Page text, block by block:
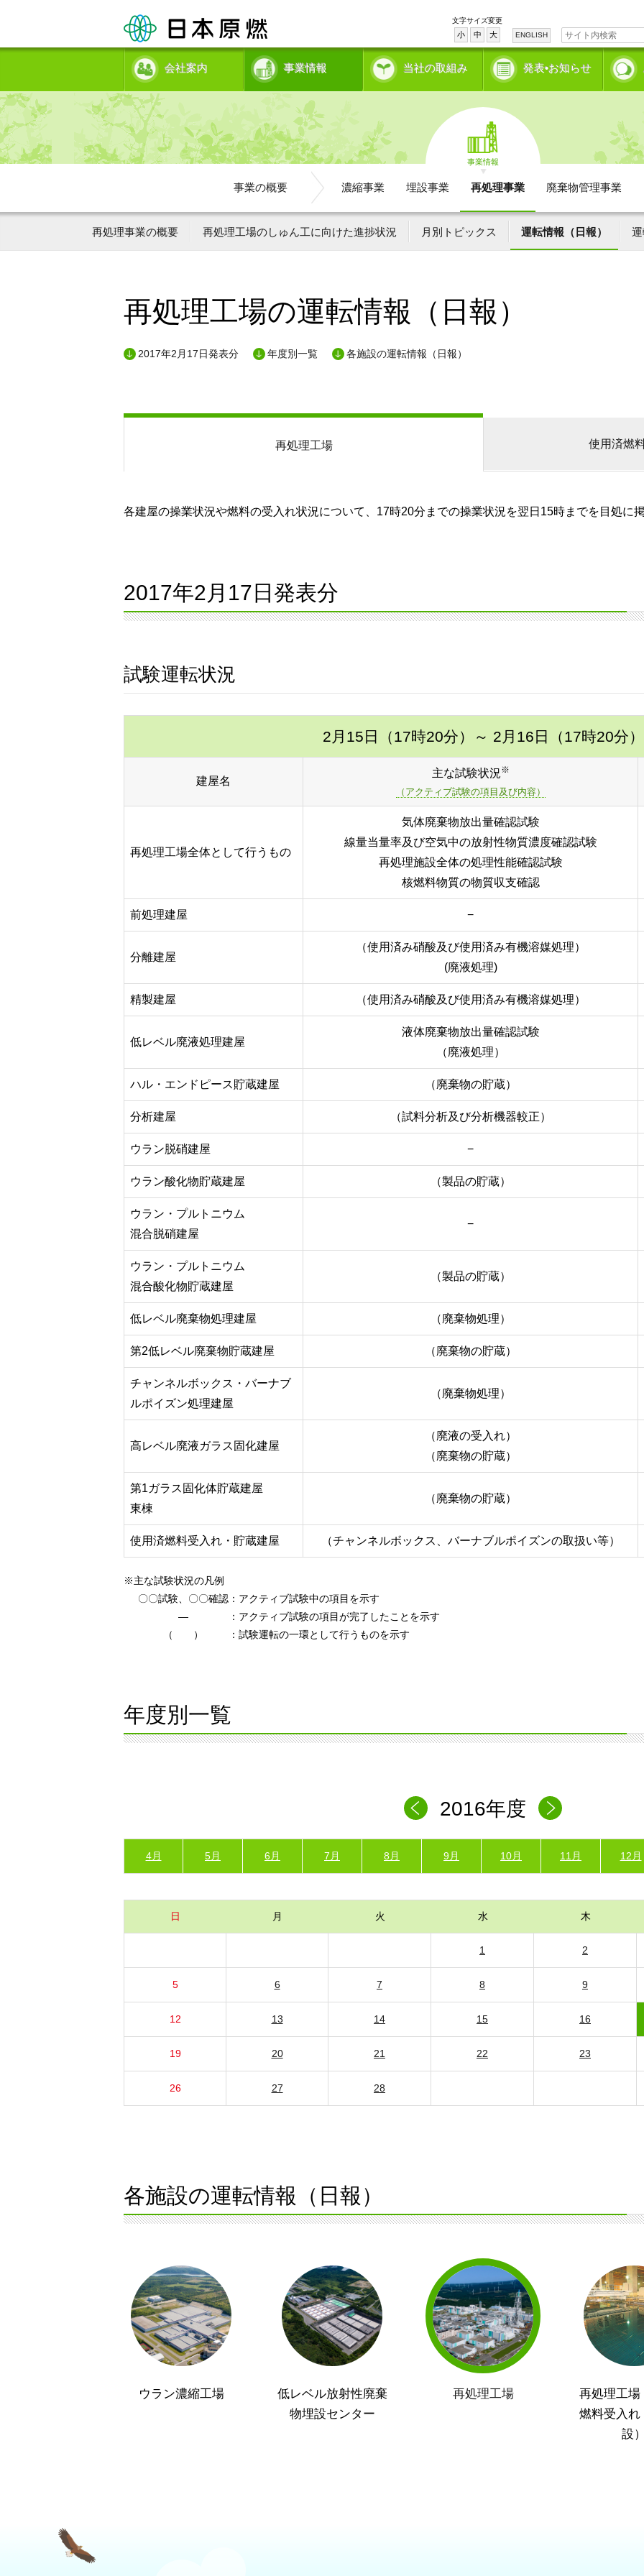
文字サイズ変更
小 中 大 ENGLISH
会社案内 事業情報 当社の取組み 発表•お知らせ
事業情報
事業の概要 濃縮事業 埋設事業 再処理事業 廃棄物管理事業
再処理事業の概要 再処理工場のしゅん工に向けた進捗状況 月別トピックス 運転情報（日報）
再処理工場の運転情報（日報）
2017年2月17日発表分 年度別一覧 各施設の運転情報（日報）
再処理工場 使用済燃
各建屋の操業状況や燃料の受入れ状況について、17時20分までの操業状況を翌日15時までを目処に
2017年2月17日発表分
試験運転状況
2月15日（17時20分） ～ 2月16日（17時20分）
建屋名
主な試験状況※
（アクティブ試験の項目及び内容）
再処理工場全体として行うもの
気体廃棄物放出量確認試験
線量当量率及び空気中の放射性物質濃度確認試験
再処理施設全体の処理性能確認試験
核燃料物質の物質収支確認
前処理建屋 −
分離建屋
（使用済み硝酸及び使用済み有機溶媒処理）
(廃液処理)
精製建屋 （使用済み硝酸及び使用済み有機溶媒処理）
低レベル廃液処理建屋
液体廃棄物放出量確認試験
（廃液処理）
ハル・エンドピース貯蔵建屋 （廃棄物の貯蔵）
分析建屋 （試料分析及び分析機器較正）
ウラン脱硝建屋 −
ウラン酸化物貯蔵建屋 （製品の貯蔵）
ウラン・プルトニウム
混合脱硝建屋
−
ウラン・プルトニウム
混合酸化物貯蔵建屋
（製品の貯蔵）
低レベル廃棄物処理建屋 （廃棄物処理）
第2低レベル廃棄物貯蔵建屋 （廃棄物の貯蔵）
チャンネルボックス・バーナブ
ルポイズン処理建屋
（廃棄物処理）
高レベル廃液ガラス固化建屋
（廃液の受入れ）
（廃棄物の貯蔵）
第1ガラス固化体貯蔵建屋
東棟
（廃棄物の貯蔵）
使用済燃料受入れ・貯蔵建屋 （チャンネルボックス、バーナブルポイズンの取扱い等）
※主な試験状況の凡例
〇〇試験、〇〇確認 ：アクティブ試験中の項目を示す
―
：アクティブ試験の項目が完了したことを示す
（ ）
：試験運転の一環として行うものを示す
年度別一覧
2016年度
4月 5月 6月 7月 8月 9月 10月 11月 12月
日 月 火 水 木
1 2
5 6 7 8 9
12 13 14 15 16
19 20 21 22 23
26 27 28
各施設の運転情報（日報）
ウラン濃縮工場
低レベル放射性廃棄
物埋設センター
再処理工場
再処理工場
燃料受入れ
設